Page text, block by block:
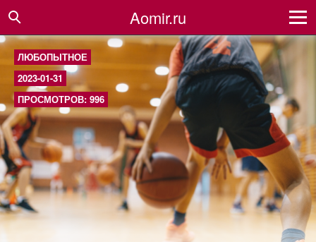
Aomir.ru
ЛЮБОПЫТНОЕ
2023-01-31
ПРОСМОТРОВ: 996